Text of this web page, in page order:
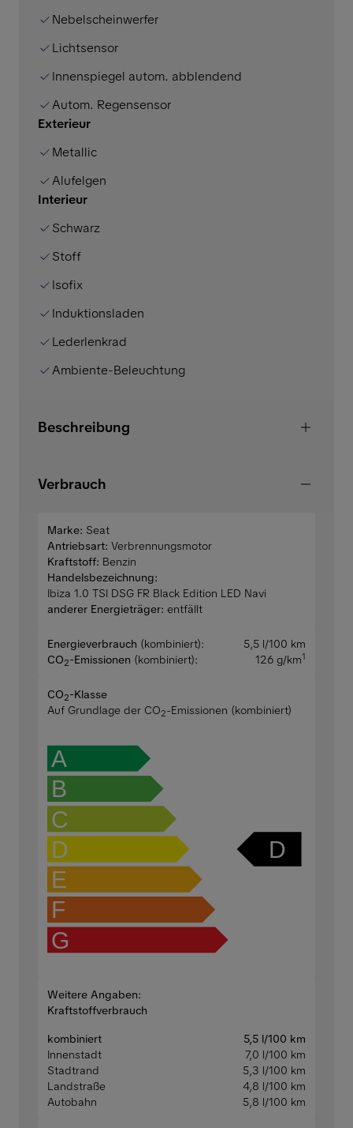
Nebelscheinwerfer
Lichtsensor
Innenspiegel autom. abblendend
Autom. Regensensor
Exterieur
Metallic
Alufelgen
Interieur
Schwarz
Stoff
Isofix
Induktionsladen
Lederlenkrad
Ambiente-Beleuchtung
Beschreibung
Verbrauch
Marke: Seat
Antriebsart: Verbrennungsmotor
Kraftstoff: Benzin
Handelsbezeichnung:
Ibiza 1.0 TSI DSG FR Black Edition LED Navi
anderer Energieträger: entfällt
Energieverbrauch (kombiniert):
5,5 l/100 km
CO2-Emissionen (kombiniert): 126 g/km1
CO2-Klasse
Auf Grundlage der CO2-Emissionen (kombiniert)
A
B
C
D
E
F
G
D
Weitere Angaben:
Kraftstoffverbrauch
kombiniert
5,5 l/100 km
Innenstadt
7,0 l/100 km
Stadtrand
5,3 l/100 km
Landstraße
4,8 l/100 km
Autobahn
5,8 l/100 km